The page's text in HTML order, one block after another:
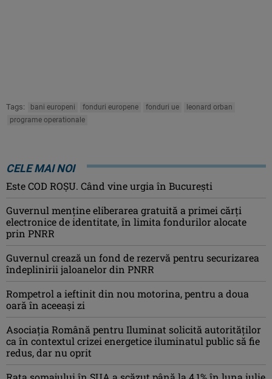
Tags: bani europeni fonduri europene fonduri ue
leonard orban
programe operationale
CELE MAI NOI
Este COD ROŞU. Când vine urgia în Bucureşti
Guvernul menține eliberarea gratuită a primei cărţi
electronice de identitate, în limita fondurilor alocate
prin PNRR
Guvernul crează un fond de rezervă pentru securizarea
îndeplinirii jaloanelor din PNRR
Rompetrol a ieftinit din nou motorina, pentru a doua
oară în aceeași zi
Asociaţia Română pentru Iluminat solicită autorităților
ca în contextul crizei energetice iluminatul public să fie
redus, dar nu oprit